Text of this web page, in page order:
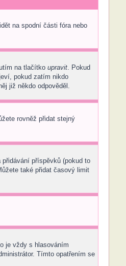
na spodní části fóra nebo
na tlačítko upravit. Pokud
pokud zatím nikdo
již někdo odpověděl.
rovněž přidat stejný
příspěvků (pokud to
také přidat časový limit
je vždy s hlasováním
Tímto opatřením se